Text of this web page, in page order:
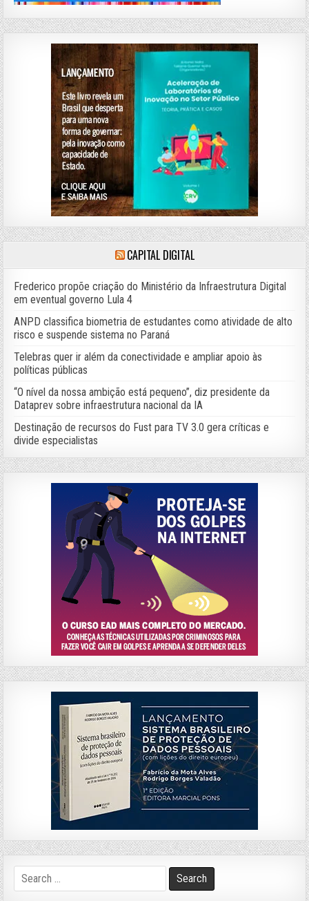
CAPITAL DIGITAL
Frederico propõe criação do Ministério da Infraestrutura Digital
em eventual governo Lula 4
ANPD classifica biometria de estudantes como atividade de alto
risco e suspende sistema no Paraná
Telebras quer ir além da conectividade e ampliar apoio às
políticas públicas
“O nível da nossa ambição está pequeno”, diz presidente da
Dataprev sobre infraestrutura nacional da IA
Destinação de recursos do Fust para TV 3.0 gera críticas e
divide especialistas
Search
for: